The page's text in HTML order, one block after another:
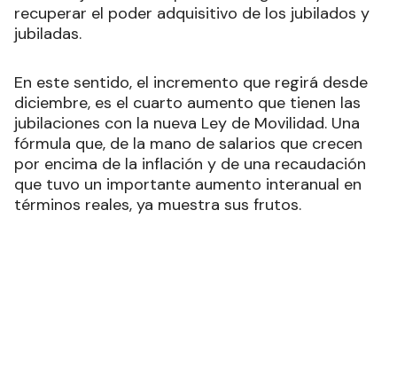
recuperar el poder adquisitivo de los jubilados y
jubiladas.
En este sentido, el incremento que regirá desde
diciembre, es el cuarto aumento que tienen las
jubilaciones con la nueva Ley de Movilidad. Una
fórmula que, de la mano de salarios que crecen
por encima de la inflación y de una recaudación
que tuvo un importante aumento interanual en
términos reales, ya muestra sus frutos.